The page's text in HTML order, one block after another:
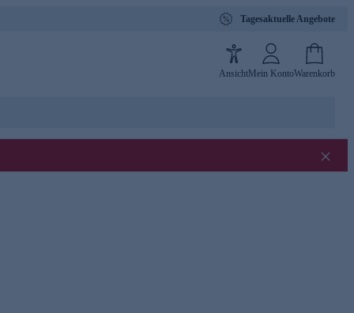
Tagesaktuelle Angebote
AnsichtMein KontoWarenkorb